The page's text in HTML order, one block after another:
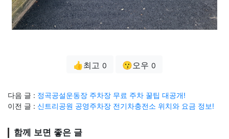
👍최고 0 😗오우 0
다음 글 : 정곡공설운동장 주차장 무료 주차 꿀팁 대공개!
이전 글 : 신트리공원 공영주차장 전기차충전소 위치와 요금 정보!
함께 보면 좋은 글